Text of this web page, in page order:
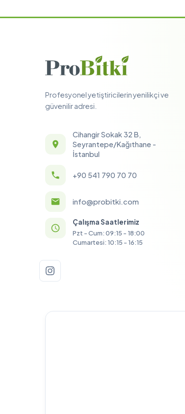
Profesyonel yetiştiricilerin yenilikçi ve
güvenilir adresi.
Cihangir Sokak 32 B,
Seyrantepe/Kağıthane -
İstanbul
+90 541 790 70 70
info@probitki.com
Çalışma Saatlerimiz
Pzt - Cum: 09:15 - 18:00
Cumartesi: 10:15 - 16:15